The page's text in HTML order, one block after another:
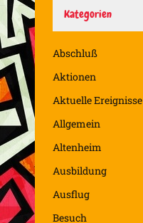
Kategorien
Abschluß
Aktionen
Aktuelle Ereignisse
Allgemein
Altenheim
Ausbildung
Ausflug
Besuch